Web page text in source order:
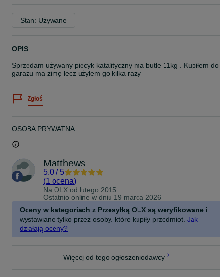
Stan: Używane
OPIS
Sprzedam używany piecyk katalityczny ma butle 11kg . Kupiłem do
garażu ma zimę lecz użyłem go kilka razy
Zgłoś
OSOBA PRYWATNA
Matthews
5.0 / 5
(1 ocena)
Na OLX od lutego 2015
Ostatnio online w dniu 19 marca 2026
Oceny w kategoriach z Przesyłką OLX są weryfikowane i
wystawiane tylko przez osoby, które kupiły przedmiot. Jak
działają oceny?
Więcej od tego ogłoszeniodawcy